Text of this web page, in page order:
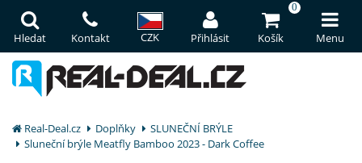
Hledat Kontakt CZK Přihlásit
0
Košík Menu
Real-Deal.cz Doplňky
SLUNEČNÍ BRÝLE
Sluneční brýle Meatfly Bamboo 2023 - Dark Coffee